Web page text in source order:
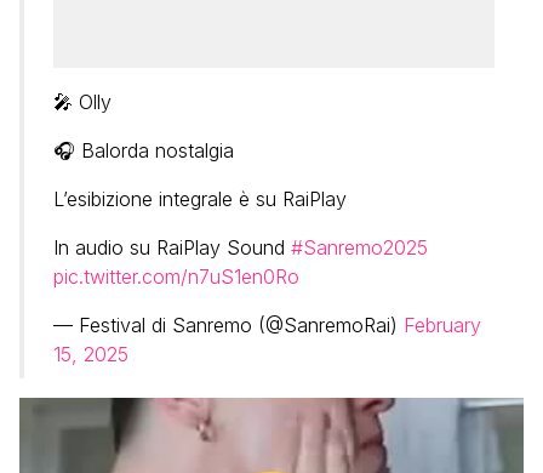
🎤 Olly
🎧 Balorda nostalgia
L’esibizione integrale è su RaiPlay
In audio su RaiPlay Sound #Sanremo2025
pic.twitter.com/n7uS1en0Ro
— Festival di Sanremo (@SanremoRai) February
15, 2025